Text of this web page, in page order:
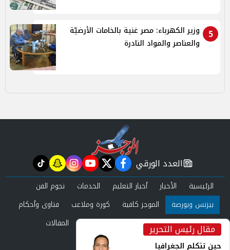
5
وزير الكهرباء: مصر غنية بالخامات الأرضيّة
والعناصر والمواد النادرة
مقال رئيس التحرير
حين تتكلم الجغرافيا
newspaper
العدد الورقي facebook
twitter
youtube
instagram
snapchat
tiktok
الرئيسية الأخبار أخبار التعليم الخدمات
نجوم الفن
بيزنس وبورصة
الموجز كافية كورة وملاعب
فتاوى وأحكام
صحة وجمال
عرب وعالم حوادث ومحاكم
المقالات
العدد الورقي